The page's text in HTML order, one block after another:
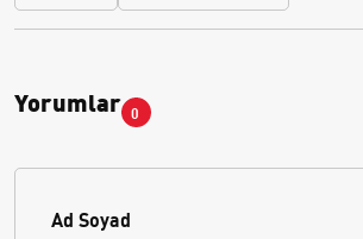
Yorumlar 0
Ad Soyad